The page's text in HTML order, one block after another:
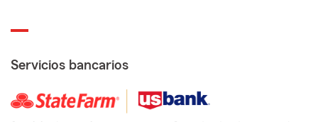
Servicios bancarios